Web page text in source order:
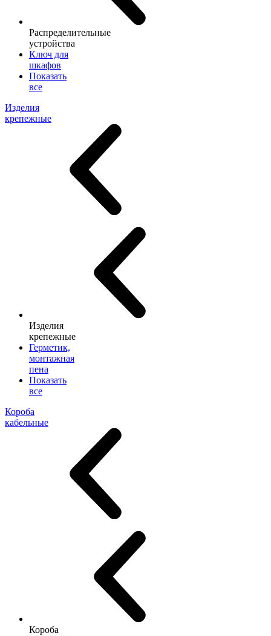
Распределительные
устройства
Ключ для
шкафов
Показать
все
Изделия
крепежные
Изделия
крепежные
Герметик,
монтажная
пена
Показать
все
Короба
кабельные
Короба